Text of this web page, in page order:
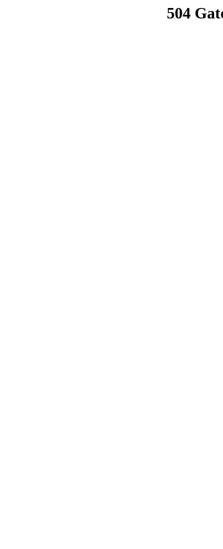
504